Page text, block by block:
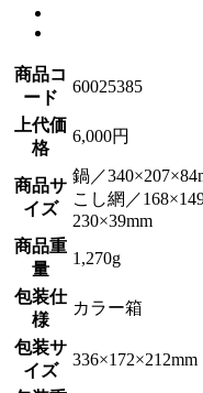
商品コ
ード
60025385
上代価
格
6,000円
商品サ
イズ
鍋／
こし網／
230×39mm
商品重
量
1,270g
包装仕
様
カラー箱
包装サ
イズ
336×172×212mm